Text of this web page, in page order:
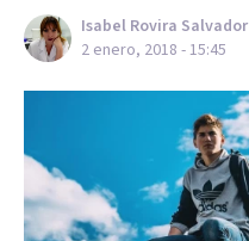
Isabel Rovira Salvador
2 enero, 2018 - 15:45